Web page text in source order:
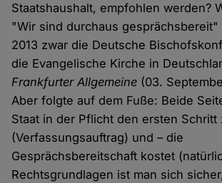
Staatshaushalt, empfohlen werden?
"Wir sind durchaus gesprächsbereit"
2013 zwar die Deutsche
die Evangelische Kirche in
Frankfurter Allgemeine (03.
Aber folgte auf dem Fuße: Beide
Staat in der Pflicht den ersten Schritt
(Verfassungsauftrag) und – die
Gesprächsbereitschaft kostet
Rechtsgrundlagen ist man sich